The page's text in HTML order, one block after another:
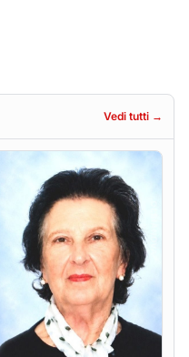
Francesca Anna Pirina
ved. Pileri
6 agosto 2026